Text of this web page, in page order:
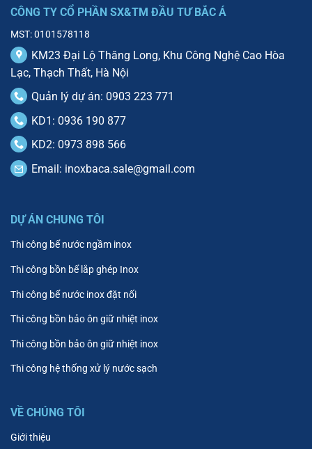
CÔNG TY CỔ PHẦN SX&TM ĐẦU TƯ BẮC Á
MST: 0101578118
KM23 Đại Lộ Thăng Long, Khu Công Nghệ Cao Hòa
Lạc, Thạch Thất, Hà Nội
Quản lý dự án: 0903 223 771
KD1: 0936 190 877
KD2: 0973 898 566
Email: inoxbaca.sale@gmail.com
DỰ ÁN CHUNG TÔI
Thi công bể nước ngầm inox
Thi công bồn bể lắp ghép Inox
Thi công bể nước inox đặt nối
Thi công bồn bảo ôn giữ nhiệt inox
Thi công bồn bảo ôn giữ nhiệt inox
Thi công hệ thống xử lý nước sạch
VỀ CHÚNG TÔI
Giới thiệu